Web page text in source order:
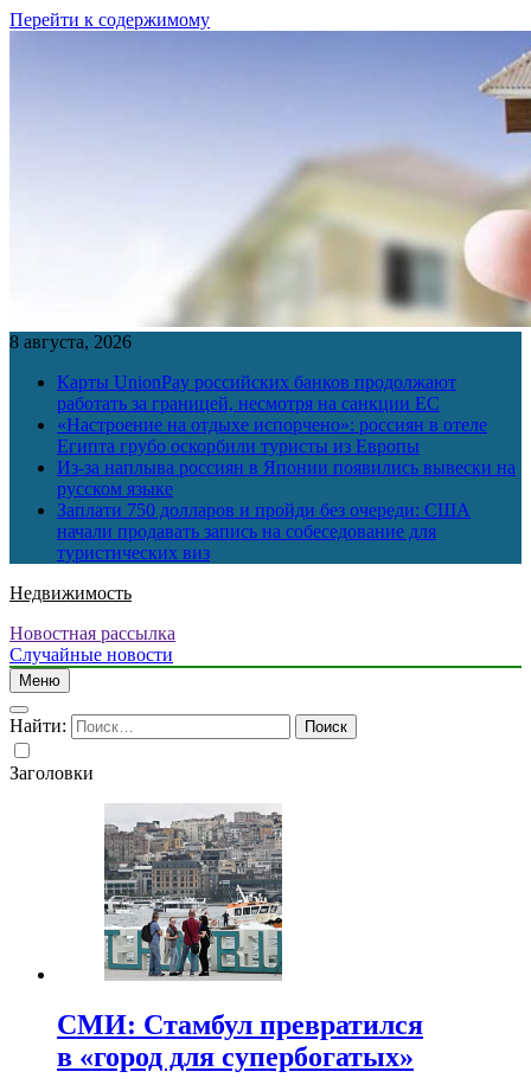
Перейти к содержимому
8 августа, 2026
Карты UnionPay российских банков продолжают
работать за границей, несмотря на санкции ЕС
«Настроение на отдыхе испорчено»: россиян в отеле
Египта грубо оскорбили туристы из Европы
Из-за наплыва россиян в Японии появились вывески на
русском языке
Заплати 750 долларов и пройди без очереди: США
начали продавать запись на собеседование для
туристических виз
Недвижимость
Новостная рассылка
Случайные новости
Меню
Найти:
Заголовки
СМИ: Стамбул превратился
в «город для супербогатых»